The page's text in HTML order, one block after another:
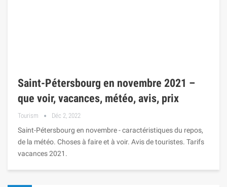
Saint-Pétersbourg en novembre 2021 –
que voir, vacances, météo, avis, prix
Tourism Déc 2, 2022
Saint-Pétersbourg en novembre - caractéristiques du repos,
de la météo. Choses à faire et à voir. Avis de touristes. Tarifs
vacances 2021.